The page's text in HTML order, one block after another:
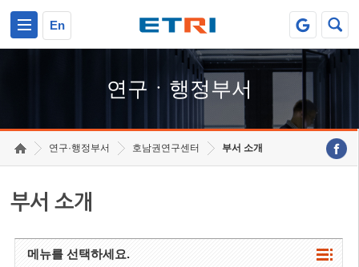
En
연구ㆍ행정부서
연구·행정부서 호남권연구센터 부서 소개
부서 소개
메뉴를 선택하세요.